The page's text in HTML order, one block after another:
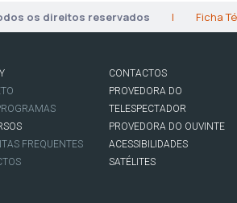
os direitos reservados | Ficha
FREQUENTES
CONTACTOS
PROVEDORA DO
TELESPECTADOR
PROVEDORA DO OUVINTE
ACESSIBILIDADES
SATÉLITES